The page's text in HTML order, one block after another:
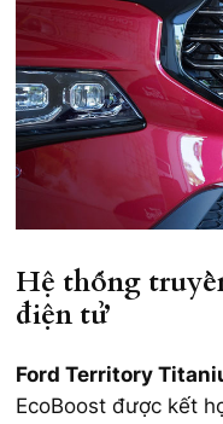
Hệ thống
điện tử
Ford Territory
EcoBoost được kết